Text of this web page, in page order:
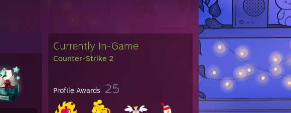
Currently In-Game
Counter-Strike 2
Profile Awards 25